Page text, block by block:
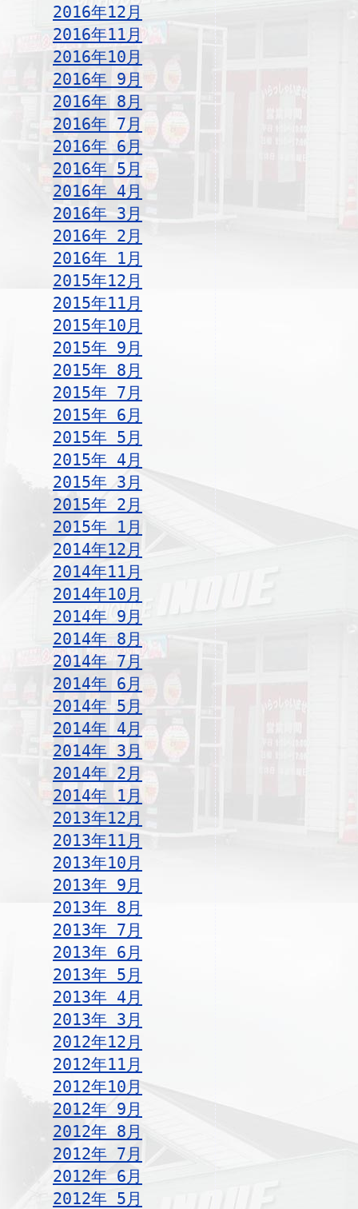
2016年12月
2016年11月
2016年10月
2016年 9月
2016年 8月
2016年 7月
2016年 6月
2016年 5月
2016年 4月
2016年 3月
2016年 2月
2016年 1月
2015年12月
2015年11月
2015年10月
2015年 9月
2015年 8月
2015年 7月
2015年 6月
2015年 5月
2015年 4月
2015年 3月
2015年 2月
2015年 1月
2014年12月
2014年11月
2014年10月
2014年 9月
2014年 8月
2014年 7月
2014年 6月
2014年 5月
2014年 4月
2014年 3月
2014年 2月
2014年 1月
2013年12月
2013年11月
2013年10月
2013年 9月
2013年 8月
2013年 7月
2013年 6月
2013年 5月
2013年 4月
2013年 3月
2012年12月
2012年11月
2012年10月
2012年 9月
2012年 8月
2012年 7月
2012年 6月
2012年 5月